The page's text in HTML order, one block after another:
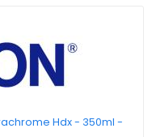
Hdx - 350ml -